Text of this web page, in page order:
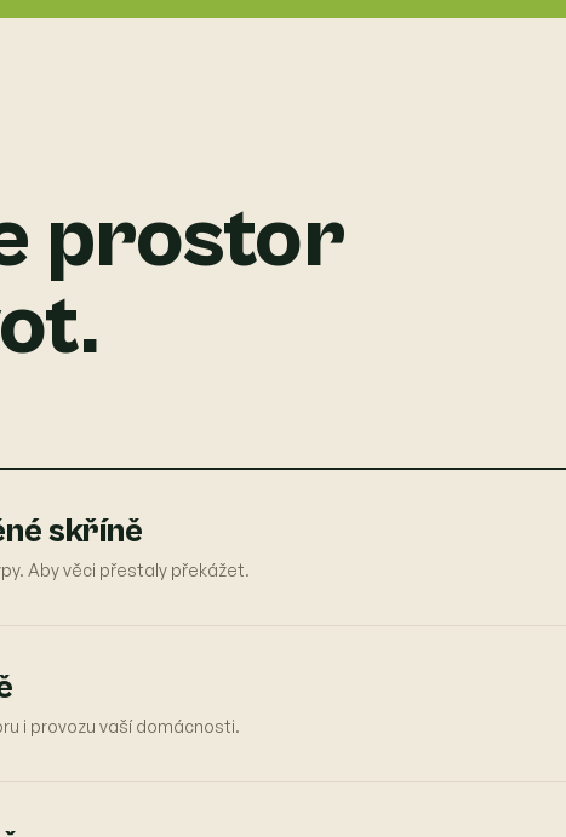
prostor
skříně
Aby věci přestaly překážet.
i provozu vaší domácnosti.